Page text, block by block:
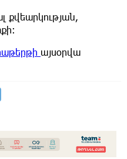
քվեարկության,
այսօրվա